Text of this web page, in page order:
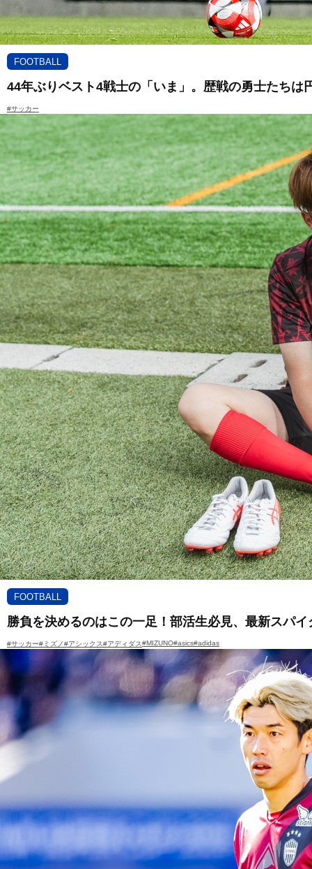
FOOTBALL
44年ぶりベスト4戦士の「いま」。歴戦の勇士たちは
#サッカー
FOOTBALL
勝負を決めるのはこの一足！部活生必見、最新スパ
#サッカー#ミズノ#アシックス#アディダス#MIZUNO#asics#adidas